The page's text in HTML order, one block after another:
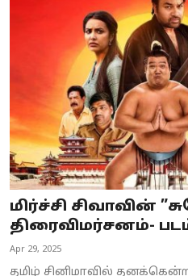
Tamilnadu
National
World
Astrology
Spirituality
மிர்ச்சி சிவாவின்
திரைவிமர்சனம்-
Apr 29, 2025
தமிழ் சினிமாவில்